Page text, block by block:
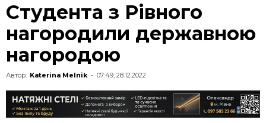
Студента з Рівного
нагородили державною
нагородою
Автор: Katerina Melnik - 07:49, 28.12.2022